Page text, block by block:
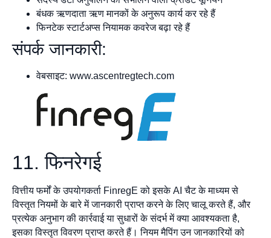
बंधक ऋणदाता ऋण मानकों के अनुरूप कार्य कर रहे हैं
फिनटेक स्टार्टअप्स नियामक कवरेज बढ़ा रहे हैं
संपर्क जानकारी:
वेबसाइट: www.ascentregtech.com
11. फिनरेगई
वित्तीय फर्मों के उपयोगकर्ता FinregE को इसके AI चैट के माध्यम से
विस्तृत नियमों के बारे में जानकारी प्राप्त करने के लिए चालू करते हैं, और
प्रत्येक अनुभाग की कार्रवाई या सुधारों के संदर्भ में क्या आवश्यकता है,
इसका विस्तृत विवरण प्राप्त करते हैं। नियम मैपिंग उन जानकारियों को